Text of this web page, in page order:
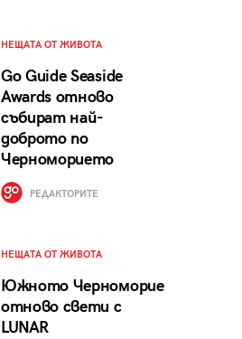
НЕЩАТА ОТ ЖИВОТА
Go Guide Seaside
Awards отново
събират най-
доброто по
Черноморието
РЕДАКТОРИТЕ
НЕЩАТА ОТ ЖИВОТА
Южното Черноморие
отново свети с
LUNAR